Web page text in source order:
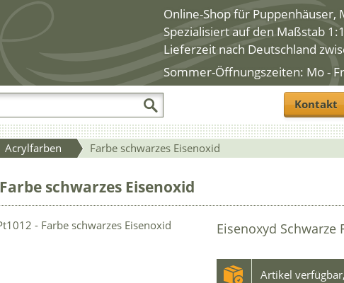
Online-Shop für Puppenhäuser,
Spezialisiert auf den Maßstab
Lieferzeit nach Deutschland
Sommer-Öffnungszeiten: Mo -
Kontakt
Acrylfarben Farbe schwarzes Eisenoxid
Farbe schwarzes Eisenoxid
Eisenoxyd Schwarze
Artikel